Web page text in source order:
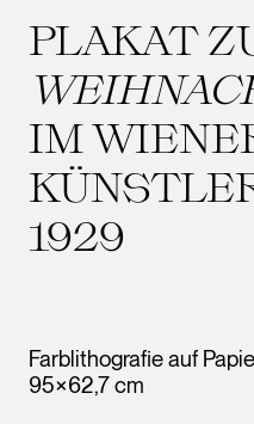
PLAKAT
IM
1929
Farblithografie auf
95×62,7 cm